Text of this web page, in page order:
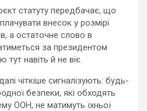
статуту передбачає, що
внесок у розмірі
а остаточне слово в
за президентом
навіть й не віє.
чіткіше сигналізують: будь-
безпеки, які обходять
ООН, не матимуть їхньої